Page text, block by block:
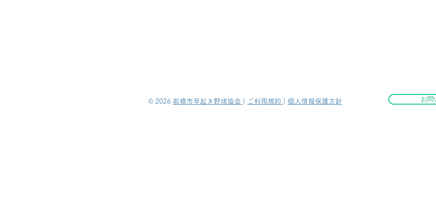
©︎ 2026 前橋市早起き野球協会 ご利用規約 個人情報保護方針 お問